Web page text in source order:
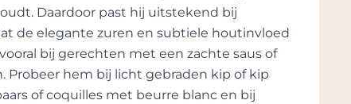
Daardoor past hij uitstekend bij
de elegante zuren en subtiele houtinvloed
bij gerechten met een zachte saus of
hem bij licht gebraden kip of kip
of coquilles met beurre blanc en bij